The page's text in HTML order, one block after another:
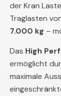
der Kran
Traglasten
7.000 kg –
Das High
ermöglicht
maximale